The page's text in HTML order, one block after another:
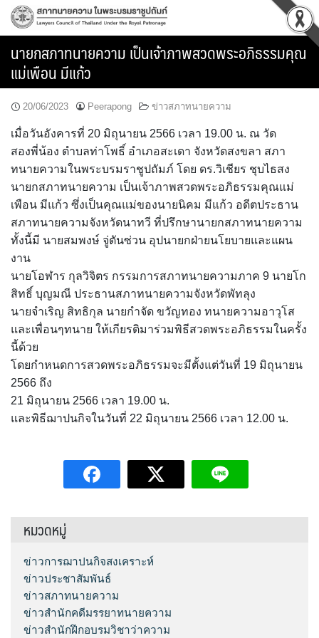
Skip
นายกสภาทนายความ เป็นเจ้าภาพสวดพระอภิธรรมคุณ
แม่เพือน มีแก้ว
20/06/2023 Peerapong ข่าวสภาทนายความ
เมื่อวันอังคารที่ 20 มิถุนายน 2566 เวลา 19.00 น. ณ วัด
สองพี่น้อง ตำบลท่าโพธิ์ อำเภอสะเดา จังหวัดสงขลา สภา
ทนายความในพระบรมราชูปถัมภ์ โดย​ ดร.วิเชียร ชุบไธสง
นายกสภาทนายความ เป็นเจ้าภาพสวดพระอภิธรรมคุณแม่
เพือน มีแก้ว ซึ่งเป็นคุณแม่ของนายนิคม มีแก้ว อดีตประธาน
สภาทนายความจังหวัดนาทวี ที่ปรึกษานายกสภาทนายความ​
ทั้งนี้มี นายสมพงษ์ จู่ตันซ่วน อุปนายกฝ่ายนโยบายและแผน
งาน
นายโอฬาร กุลวิจิตร กรรมการสภาทนายความภาค 9​ นายโก
สิทธิ์ บุญมณี ประธานสภาทนายความจังหวัดพัทลุง
นายจำเริญ สิทธิกุล นายกำจัด ขวัญทอง ทนายความอาวุโส
และเพื่อนๆทนาย ให้เกียรติมาร่วมพิธีสวดพระอภิธรรมในครั้ง
นี้ด้วย
โดยกำหนดการสวดพระอภิธรรมจะมีตั้งแต่วันที่ 19 มิถุนายน
2566 ถึง
21 มิถุนายน 2566 เวลา 19.00 น.
และพิธีฌาปนกิจในวันที่ 22 มิถุนายน 2566 เวลา 12.00 น.
หมวดหมู่
ข่าวการฌาปนกิจสงเคราะห์
ข่าวประชาสัมพันธ์
ข่าวสภาทนายความ
ข่าวสำนักคดีมรรยาทนายความ
ข่าวสำนักฝึกอบรมวิชาว่าความ